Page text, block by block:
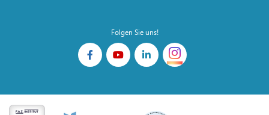
Folgen Sie uns!